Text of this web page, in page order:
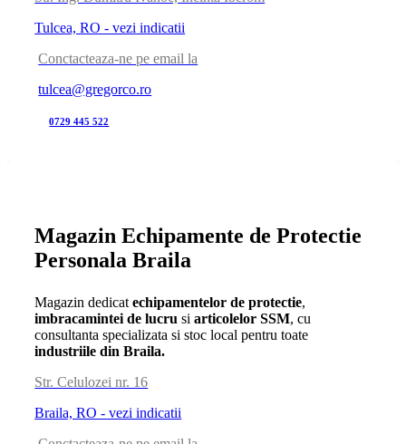
Tulcea, RO - vezi indicatii
Conctacteaza-ne pe email la
tulcea@gregorco.ro
0729 445 522
Magazin Echipamente de Protectie
Personala Braila
Magazin dedicatechipamentelor de protectie,
imbracamintei de lucru siarticolelor SSM, cu
consultanta specializata si stoc local pentru toate
industriile din Braila.
Str. Celulozei nr. 16
Braila, RO - vezi indicatii